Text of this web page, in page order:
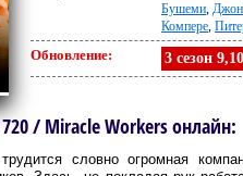
Бушеми, Джон
Компере,
Обновление: 3 сезон
/ Miracle Workers онлайн:
словно огромная